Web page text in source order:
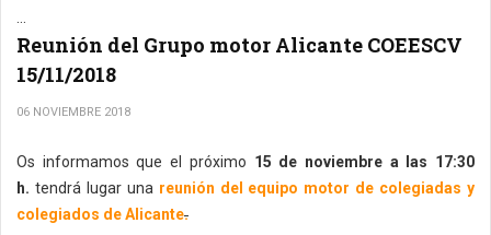
Reunión del Grupo motor Alicante COEESCV
15/11/2018
06 NOVIEMBRE 2018
Os informamos que el próximo 15 de noviembre a las 17:30
h. tendrá lugar una reunión del equipo motor de colegiadas y
colegiados de Alicante.